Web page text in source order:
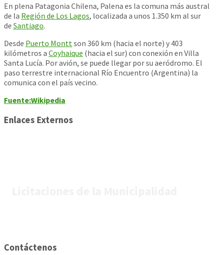
En plena Patagonia Chilena, Palena es la comuna más austral
de la Región de Los Lagos, localizada a unos 1.350 km al sur
de Santiago.
Desde Puerto Montt son 360 km (hacia el norte) y 403
kilómetros a Coyhaique (hacia el sur) con conexión en Villa
Santa Lucía. Por avión, se puede llegar por su aeródromo. El
paso terrestre internacional Río Encuentro (Argentina) la
comunica con el país vecino.
Fuente:Wikipedia
Enlaces Externos
Contáctenos